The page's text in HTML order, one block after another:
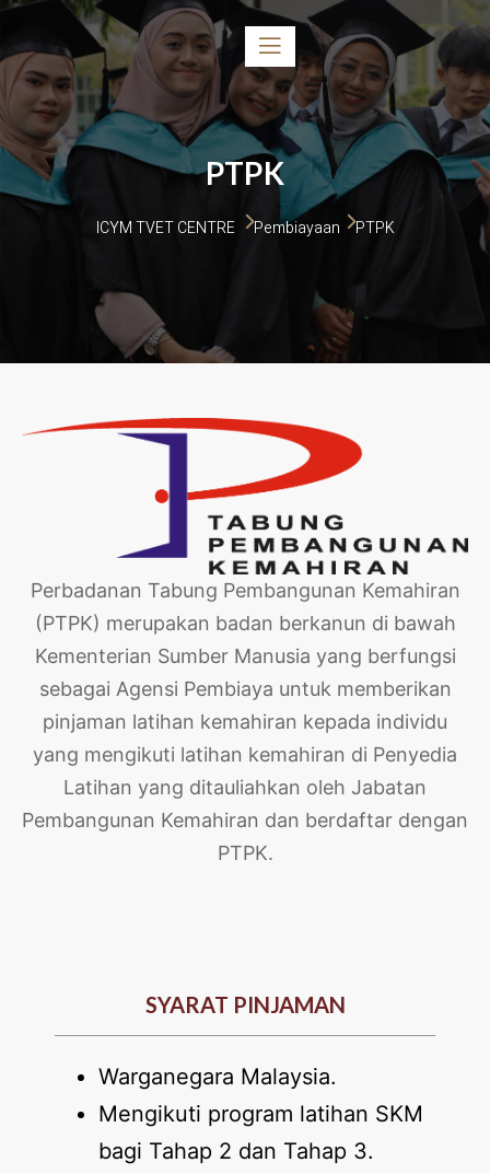
PTPK
ICYM TVET CENTRE Pembiayaan PTPK
Perbadanan Tabung Pembangunan Kemahiran
(PTPK) merupakan badan berkanun di bawah
Kementerian Sumber Manusia yang berfungsi
sebagai Agensi Pembiaya untuk memberikan
pinjaman latihan kemahiran kepada individu
yang mengikuti latihan kemahiran di Penyedia
Latihan yang ditauliahkan oleh Jabatan
Pembangunan Kemahiran dan berdaftar dengan
PTPK.
SYARAT PINJAMAN
Warganegara Malaysia.
Mengikuti program latihan SKM
bagi Tahap 2 dan Tahap 3.